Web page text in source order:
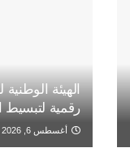
الهيئة
رقمية لتبسيط
أغسطس 6, 2026